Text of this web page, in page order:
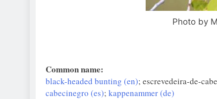
Photo by
Common name:
black-headed bunting (en); escrevedeira-de-
cabecinegro (es); kappenammer (de)